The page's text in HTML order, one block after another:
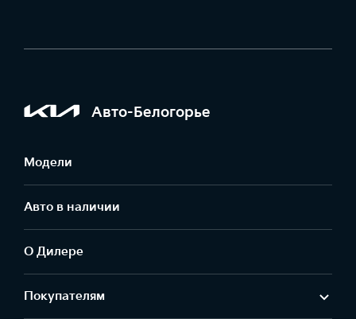
Авто-Белогорье
Модели
Авто в наличии
О Дилере
Покупателям